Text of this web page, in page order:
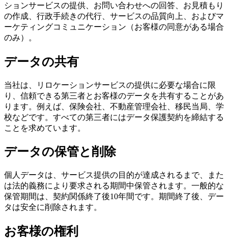
ションサービスの提供、お問い合わせへの回答、お見積もり
の作成、行政手続きの代行、サービスの品質向上、およびマ
ーケティングコミュニケーション（お客様の同意がある場合
のみ）。
データの共有
当社は、リロケーションサービスの提供に必要な場合に限
り、信頼できる第三者とお客様のデータを共有することがあ
ります。例えば、保険会社、不動産管理会社、移民当局、学
校などです。すべての第三者にはデータ保護契約を締結する
ことを求めています。
データの保管と削除
個人データは、サービス提供の目的が達成されるまで、また
は法的義務により要求される期間中保管されます。一般的な
保管期間は、契約関係終了後10年間です。期間終了後、デー
タは安全に削除されます。
お客様の権利